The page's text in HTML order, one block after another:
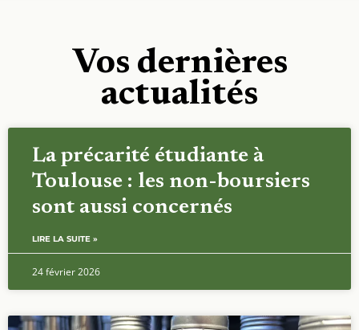
Vos dernières
actualités
La précarité étudiante à
Toulouse : les non-boursiers
sont aussi concernés
LIRE LA SUITE »
24 février 2026